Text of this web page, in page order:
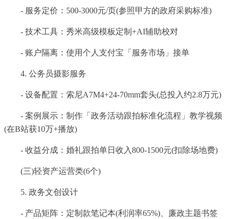
- 服务定价：500-3000元/页(参照甲方的政府采购标准)
- 技术工具：秀米高级模板定制+AI辅助校对
- 账户隔离：使用个人支付宝「服务市场」接单
4. 公务员摄影服务
- 设备配置：索尼A7M4+24-70mm套头(总投入约2.8万元)
- 案例展示：制作「政务活动跟拍标准化流程」教学视频
(在B站获10万+播放)
- 收益分成：婚礼跟拍单日收入800-1500元(扣除场地费)
(三)轻资产运营类(6个)
5. 政务文创设计
- 产品矩阵：定制款笔记本(利润率65%)、廉政主题书签